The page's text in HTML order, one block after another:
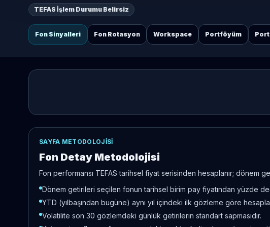
TEFAS İşlem Durumu Belirsiz
Fon Sinyalleri Fon Rotasyon Workspace Portföyüm
SAYFA METODOLOJISI
Fon Detay Metodolojisi
Fon performansı TEFAS tarihsel fiyat serisinden hesaplanır; dönem
Dönem getirileri seçilen fonun tarihsel birim pay fiyatından yüzde
YTD (yılbaşından bugüne) aynı yıl içindeki ilk gözleme göre
Volatilite son 30 gözlemdeki günlük getirilerin standart sapmasıdır.